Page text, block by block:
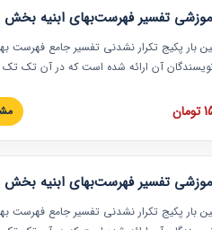
تفسیر فهرست‌بهای ابنیه بخش
بار پکیج تکرار نشدنی تفسیر جامع فهرست
نویسندگان آن ارائه شده است که در آن تک
و به همراه تصاویر عملیات اجرایی مرتبط
بها ارائه شده است. این دوره با کلام مهندس
مدیر پروژه مهندسی مشاور در امر
حال فعالیت هستند حتما توصیه می کنیم از
نمایند.
تفسیر فهرست‌بهای ابنیه
بار پکیج تکرار نشدنی تفسیر جامع فهرست